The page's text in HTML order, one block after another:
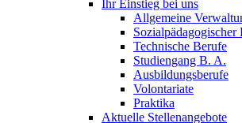
Ihr Einstieg bei uns
Allgemeine
Sozialpädagogischer
Technische Berufe
Studiengang B. A.
Ausbildungsberufe
Volontariate
Praktika
Aktuelle Stellenangebote